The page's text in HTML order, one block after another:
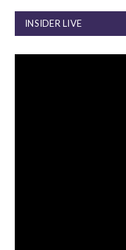
INSIDER LIVE